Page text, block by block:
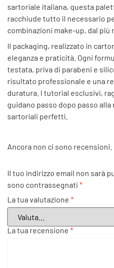
sartoriale italiana, questa
racchiude tutto il necessario
combinazioni make-up, dal più
Il packaging, realizzato in
eleganza e praticità. Ogni
testata, priva di parabeni e
risultato professionale e una
duratura. I tutorial esclusivi,
guidano passo dopo passo alla
sartoriali perfetti.
Ancora non ci sono recensioni.
Il tuo indirizzo email non sarà
sono contrassegnati *
La tua valutazione *
La tua recensione *